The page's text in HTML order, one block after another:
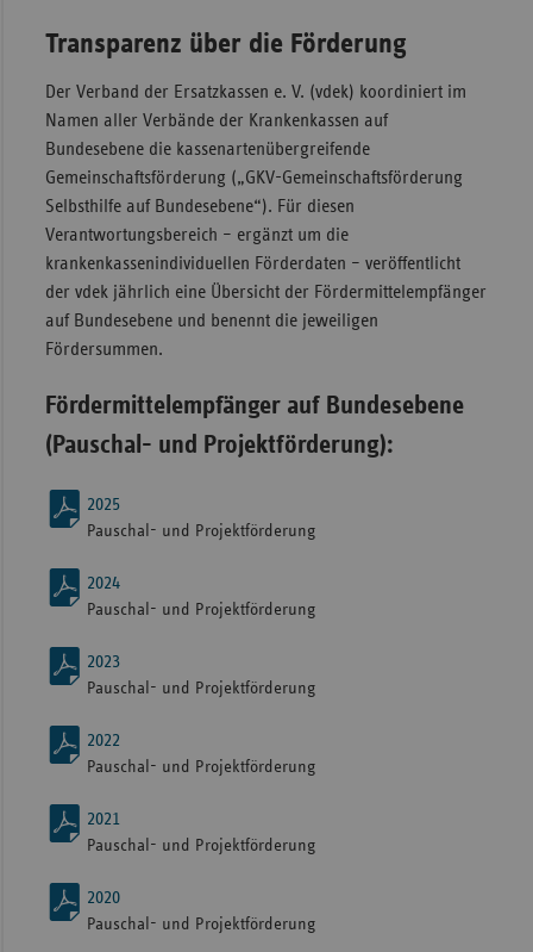
Transparenz über die Förderung
Der Verband der Ersatzkassen e. V. (vdek) koordiniert im
Namen aller Verbände der Krankenkassen auf
Bundesebene die kassenartenübergreifende
Gemeinschaftsförderung („GKV-Gemeinschaftsförderung
Selbsthilfe auf Bundesebene“). Für diesen
Verantwortungsbereich – ergänzt um die
krankenkassenindividuellen Förderdaten – veröffentlicht
der vdek jährlich eine Übersicht der Fördermittelempfänger
auf Bundesebene und benennt die jeweiligen
Fördersummen.
Fördermittelempfänger auf Bundesebene
(Pauschal- und Projektförderung):
2025
Pauschal- und Projektförderung
2024
Pauschal- und Projektförderung
2023
Pauschal- und Projektförderung
2022
Pauschal- und Projektförderung
2021
Pauschal- und Projektförderung
2020
Pauschal- und Projektförderung